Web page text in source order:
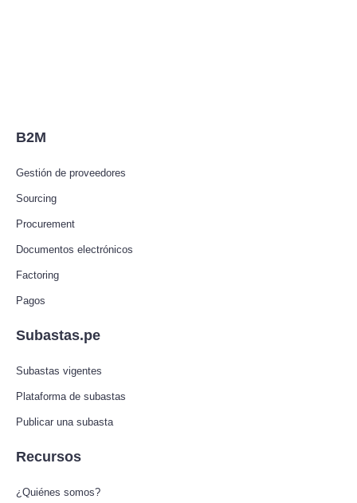
B2M
Gestión de proveedores
Sourcing
Procurement
Documentos electrónicos
Factoring
Pagos
Subastas.pe
Subastas vigentes
Plataforma de subastas
Publicar una subasta
Recursos
¿Quiénes somos?